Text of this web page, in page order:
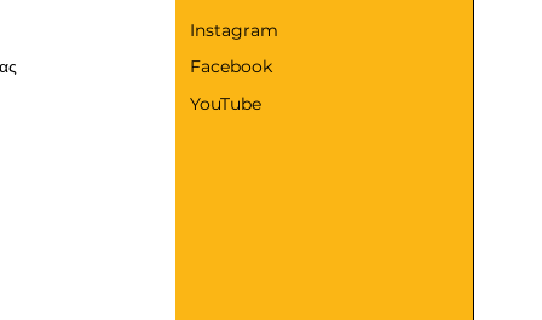
Instagram
Facebook
YouTube